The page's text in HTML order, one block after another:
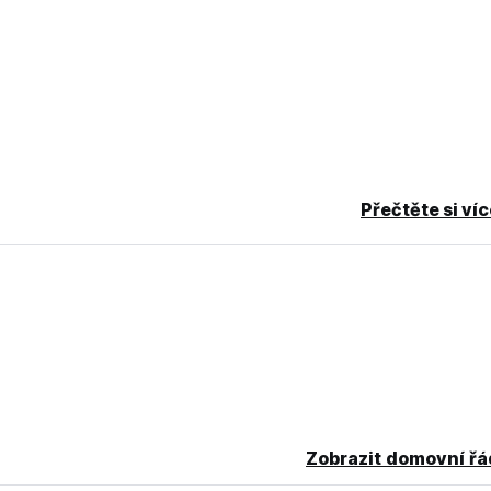
přidejte do vyhledávání počet dětí ve vaší skupině a jejich věk.
Přečtěte si
Zobrazit domovní